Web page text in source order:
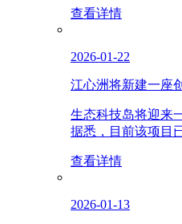
查看详情
2026-01-22
江心洲将新建一座
生态科技岛将迎来
据悉，目前该项目
查看详情
2026-01-13